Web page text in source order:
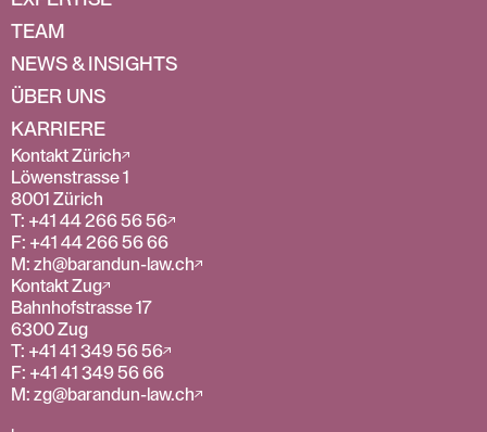
TEAM
NEWS & INSIGHTS
ÜBER UNS
KARRIERE
Kontakt Zürich
Löwenstrasse 1
8001 Zürich
T: +41 44 266 56 56
F: +41 44 266 56 66
M: zh@barandun-law.ch
Kontakt Zug
Bahnhofstrasse 17
6300 Zug
T: +41 41 349 56 56
F: +41 41 349 56 66
M: zg@barandun-law.ch